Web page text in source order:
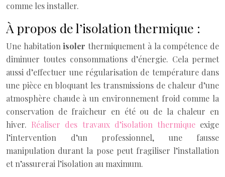
comme les installer.
À propos de l’isolation thermique :
Une habitationisoler thermiquement à la compétence de
diminuer toutes consommations d’énergie. Cela permet
aussi d’effectuer une régularisation de température dans
une pièce en bloquant les transmissions de chaleur d’une
atmosphère chaude à un environnement froid comme la
conservation de fraîcheur en été ou de la chaleur en
hiver. Réaliser des travaux d’isolation thermiqueexige
l’intervention d’un professionnel, une fausse
manipulation durant la pose peut fragiliser l’installation
et n’assurerai l’isolation au maximum.